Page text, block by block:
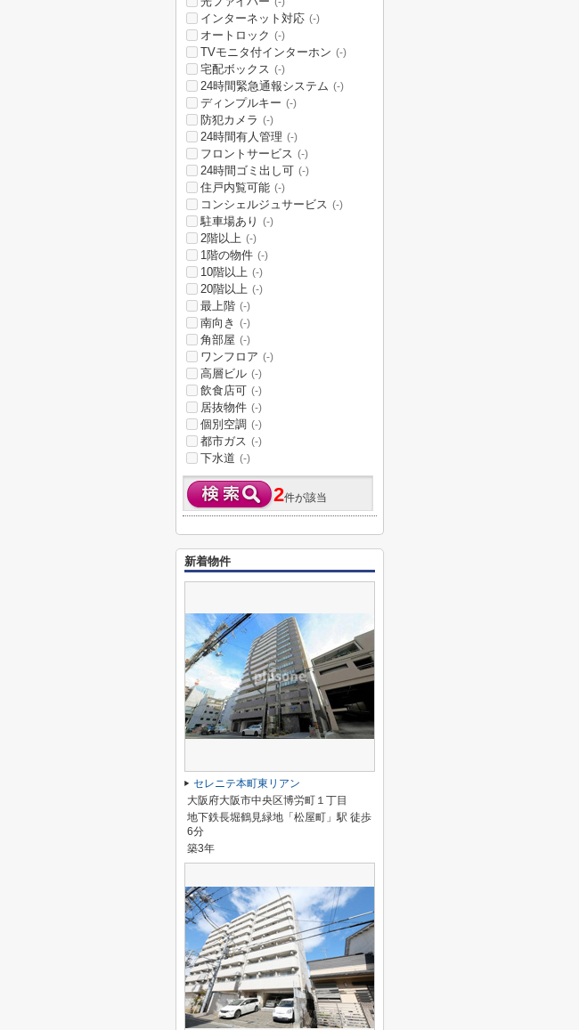
インターネット対応 (-)
オートロック (-)
TVモニタ付インターホン (-)
宅配ボックス (-)
24時間緊急通報システム (-)
ディンプルキー (-)
防犯カメラ (-)
24時間有人管理 (-)
フロントサービス (-)
24時間ゴミ出し可 (-)
住戸内覧可能 (-)
コンシェルジュサービス (-)
駐車場あり (-)
2階以上 (-)
1階の物件 (-)
10階以上 (-)
20階以上 (-)
最上階 (-)
南向き (-)
角部屋 (-)
ワンフロア (-)
高層ビル (-)
飲食店可 (-)
居抜物件 (-)
個別空調 (-)
都市ガス (-)
下水道 (-)
2件が該当
新着物件
セレニテ本町東リアン
大阪府大阪市中央区博労町１丁目
地下鉄長堀鶴見緑地「松屋町」駅 徒歩
6分
築3年